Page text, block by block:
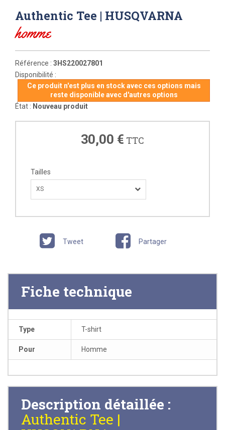
Authentic Tee | HUSQVARNA
homme
Référence : 3HS220027801
Disponibilité :
Ce produit n'est plus en stock avec ces options mais
reste disponible avec d'autres options
État : Nouveau produit
30,00 € TTC
Tailles
XS
Tweet Partager
Fiche technique
Type T-shirt
Pour Homme
Description détaillée :
Authentic Tee |